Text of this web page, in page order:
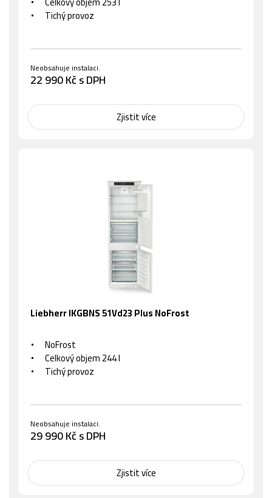
Tichý provoz
Neobsahuje instalaci.
22 990 Kč s DPH
Zjistit více
Liebherr IKGBNS 51Vd23 Plus NoFrost
NoFrost
Celkový objem 244 l
Tichý provoz
Neobsahuje instalaci.
29 990 Kč s DPH
Zjistit více